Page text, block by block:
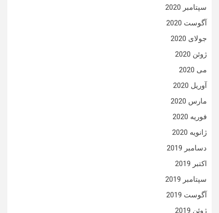
سپتامبر 2020
آگوست 2020
جولای 2020
ژوئن 2020
می 2020
آوریل 2020
مارس 2020
فوریه 2020
ژانویه 2020
دسامبر 2019
اکتبر 2019
سپتامبر 2019
آگوست 2019
ژوئن 2019